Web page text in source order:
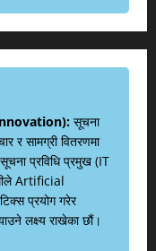
Innovation): सूचना
र सामग्री वितरणमा
प्रविधि प्रमुख (IT
Artificial
प्रयोग गरेर
लक्ष्य राखेका छौं।